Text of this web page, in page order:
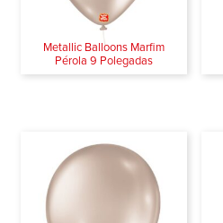
Metallic Balloons Marfim
Pérola 9 Polegadas